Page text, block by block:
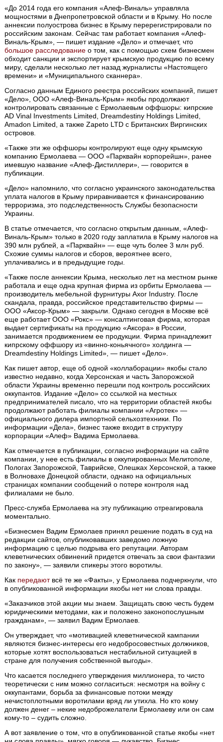
«До 2014 года его компания «Алеф-Виналь» управляла
мощностями в Днепропетровской области и в Крыму. Но после
аннексии полуострова бизнес в Крыму перерегистрировали по
российским законам. Сейчас там работает компания «Алеф-
Виналь-Крым», — пишет издание «Дело» и отмечает, что
большое расследование о том, как с помощью схем бизнесмен
обходит санкции и экспортирует крымскую продукцию по всему
миру, сделали несколько лет назад журналисты «Настоящего
времени» и «Муниципального сканнера».
Согласно данным Единого реестра российских компаний, пишет
«Дело», ООО «Алеф-Виналь-Крым» якобы продолжают
контролировать связанные с Ермолаевым оффшоры: кипрские
AD Vinal Investments Limited, Dreamdestiny Holdings Limited,
Amadon Limited, а также Zapeto LTD с Британских Виргинских
островов.
«Также эти же оффшоры контролируют еще одну крымскую
компанию Ермолаева — ООО «Парквайн корпорейшн», ранее
имевшую название «Алеф-Дистиллери», — говорится в
публикации.
«Дело» напомнило, что согласно украинского законодательства
уплата налогов в Крыму приравнивается к финансированию
терроризма, это подследственность Службы безопасности
Украины.
В статье отмечается, что согласно открытым данным, «Алеф-
Виналь-Крым» только в 2020 году заплатила в Крыму налогов на
390 млн рублей, а «Парквайн» — еще чуть более 3 млн руб.
Схожие суммы налогов и сборов, вероятнее всего,
уплачивались и в предыдущие годы.
«Также после аннексии Крыма, несколько лет на местном рынке
работала и еще одна крупная фирма из орбиты Ермолаева —
производитель мебельной фурнитуры Axor Industry. После
скандала, правда, российское представительство фирмы —
ООО «Аксор-Крым» — закрыли. Однако сегодня в Москве всё
еще работает ООО «Рокс» — консалтинговая фирма, которая
выдает сертификаты на продукцию «Аксора» в России,
занимается продвижением ее продукции. Фирма принадлежит
кипрскому оффшору из «винно-коньячного» холдинга —
Dreamdestiny Holdings Limited», — пишет «Дело».
Как пишет автор, еще об одной «коллаборации» якобы стало
известно недавно, когда Херсонская и часть Запорожской
области Украины временно перешли под контроль российских
оккупантов. Издание «Дело» со ссылкой на местных
предпринимателей писало, что на территории областей якобы
продолжают работать филиалы компании «Агротек» —
официального дилера импортной сельхозтехники. По
информации «Дела», бизнес также входит в структуру
корпорации «Алеф» Вадима Ермолаева.
Как отмечается в публикации, согласно информации на сайте
компании, у нее есть филиалы в оккупированных Мелитополе,
Пологах Запорожской, Таврийске, Олешках Херсонской, а также
в Волновахе Донецкой области, однако на официальных
страницах компании сообщений о потере контроля над
филиалами не было.
Пресс-служба Ермолаева на эту публикацию отреагировала
моментально.
«Бизнесмен Вадим Ермолаев принял решение подать в суд на
редакции сайтов, опубликовавших заведомо ложную
информацию с целью подрыва его репутации. Авторам
клеветнических обвинений придется отвечать за свои фантазии
по закону», — заявили спикеры этого воротилы.
Как передаютвсё те же «Факты», у Ермолаева подчеркнули, что
в опубликованной информации якобы нет ни слова правды.
«Заказчиков этой акции мы знаем. Защищать свою честь будем
юридическими методами, как и положено законопослушным
гражданам», — заявил Вадим Ермолаев.
Он утверждает, что «мотивацией клеветнической кампании
являются бизнес-интересы его недобросовестных должников,
которые хотят воспользоваться нестабильной ситуацией в
стране для получения собственной выгоды».
Что касается последнего утверждения миллионера, то чисто
теоретически с ним можно согласиться: несмотря на войну с
оккупантами, борьба за финансовые потоки между
нечистоплотными воротилами вряд ли утихла. Но кто кому
должен денег – некие недоброжелатели Ермолаеву или он сам
кому-то – судить сложно.
А вот заявление о том, что в опубликованной статье якобы «нет